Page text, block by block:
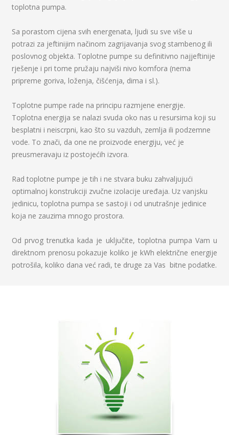
toplotna pumpa.
Sa porastom cijena svih energenata, ljudi su sve više u
potrazi za jeftinijim načinom zagrijavanja svog stambenog ili
poslovnog objekta. Toplotne pumpe su definitivno najjeftinije
rješenje i pri tome pružaju najviši nivo komfora (nema
pripreme goriva, loženja, čišćenja, dima i sl.).
Toplotne pumpe rade na principu razmjene energije.
Toplotna energija se nalazi svuda oko nas u resursima koji su
besplatni i neiscrpni, kao što su vazduh, zemlja ili podzemne
vode. To znači, da one ne proizvode energiju, već je
preusmeravaju iz postojećih izvora.
Rad toplotne pumpe je tih i ne stvara buku zahvaljujući
optimalnoj konstrukciji zvučne izolacije uređaja. Uz vanjsku
jedinicu, toplotna pumpa se sastoji i od unutrašnje jedinice
koja ne zauzima mnogo prostora.
Od prvog trenutka kada je uključite, toplotna pumpa Vam u
direktnom prenosu pokazuje koliko je kWh električne energije
potrošila, koliko dana već radi, te druge za Vas bitne podatke.